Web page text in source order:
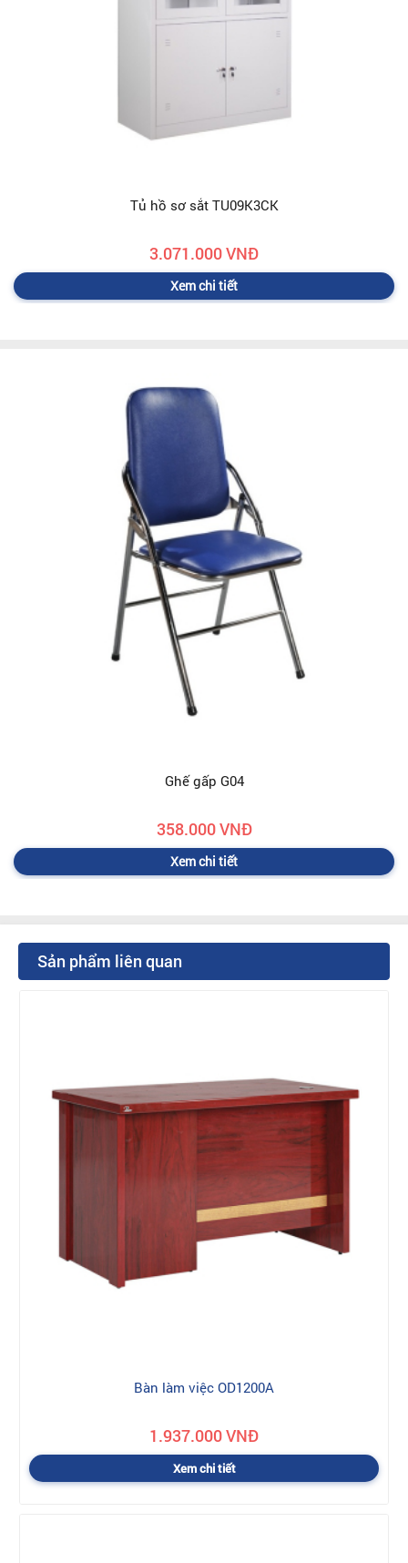
Tủ hồ sơ sắt TU09K3CK
3.071.000 VNĐ
Xem chi tiết
Ghế gấp G04
358.000 VNĐ
Xem chi tiết
Sản phẩm liên quan
Bàn làm việc OD1200A
1.937.000 VNĐ
Xem chi tiết